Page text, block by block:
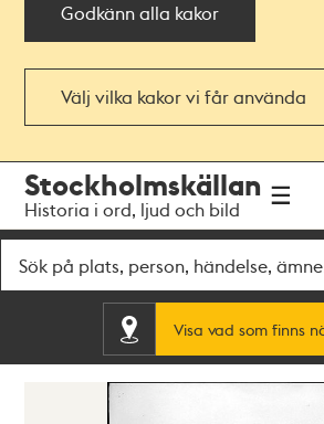
Godkänn alla kakor
Välj vilka kakor vi får använda
navigationen
huvudinnehållet
Stockholmskällan
Historia i ord, ljud och bild
Visa vad som finns